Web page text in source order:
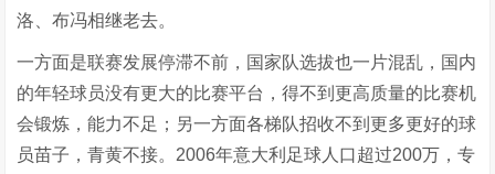
洛、布冯相继老去。
一方面是联赛发展停滞不前，国家队选拔也一片混乱，国内
的年轻球员没有更大的比赛平台，得不到更高质量的比赛机
会锻炼，能力不足；另一方面各梯队招收不到更多更好的球
员苗子，青黄不接。2006年意大利足球人口超过200万，专